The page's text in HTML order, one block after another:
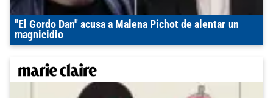
"El Gordo Dan" acusa a Malena Pichot de alentar un
magnicidio